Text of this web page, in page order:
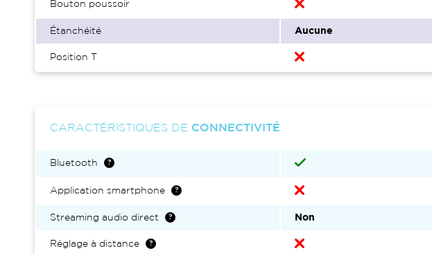
Bouton poussoir
Étanchéité Aucune
Position T
CARACTÉRISTIQUES DE CONNECTIVITÉ
Bluetooth
Application smartphone
Streaming audio direct Non
Réglage à distance